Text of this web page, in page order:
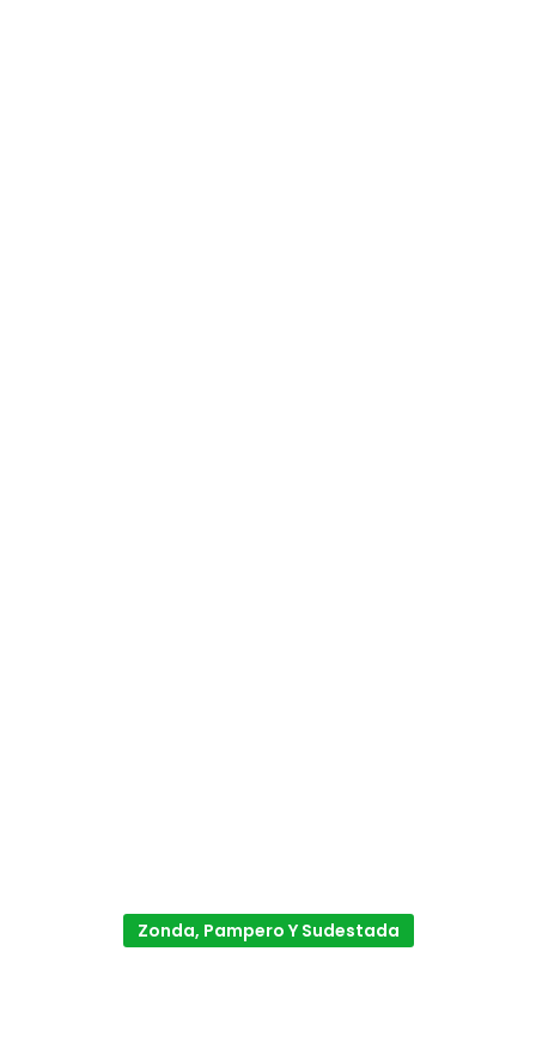
Zonda, Pampero Y Sudestada